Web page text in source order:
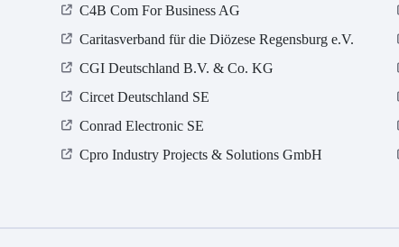
C4B Com For Business AG
Caritasverband für die Diözese Regensburg e.V.
CGI Deutschland B.V. & Co. KG
Circet Deutschland SE
Conrad Electronic SE
Cpro Industry Projects & Solutions GmbH